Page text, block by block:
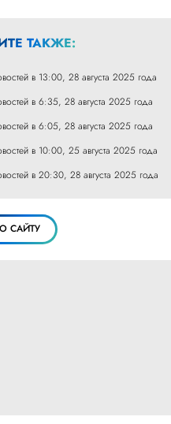
ТАКЖЕ:
в 13:00, 28 августа 2025 года
в 6:35, 28 августа 2025 года
в 6:05, 28 августа 2025 года
в 10:00, 25 августа 2025 года
в 20:30, 28 августа 2025 года
САЙТУ